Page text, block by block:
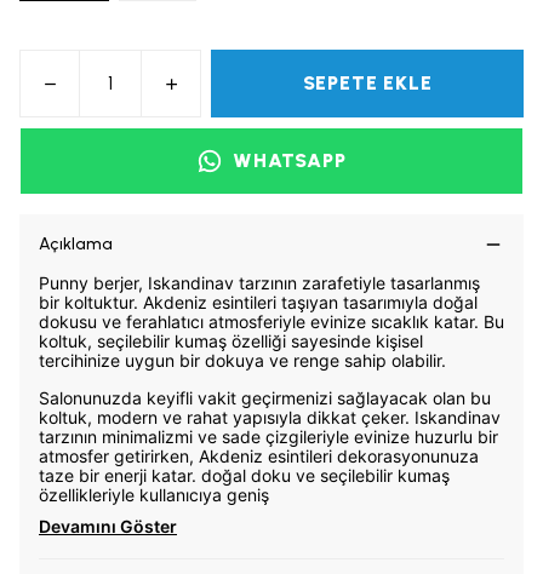
SEPETE EKLE
WHATSAPP
Açıklama
Punny berjer, Iskandinav tarzının zarafetiyle tasarlanmış
bir koltuktur. Akdeniz esintileri taşıyan tasarımıyla doğal
dokusu ve ferahlatıcı atmosferiyle evinize sıcaklık katar. Bu
koltuk, seçilebilir kumaş özelliği sayesinde kişisel
tercihinize uygun bir dokuya ve renge sahip olabilir.
Salonunuzda keyifli vakit geçirmenizi sağlayacak olan bu
koltuk, modern ve rahat yapısıyla dikkat çeker. Iskandinav
tarzının minimalizmi ve sade çizgileriyle evinize huzurlu bir
atmosfer getirirken, Akdeniz esintileri dekorasyonunuza
taze bir enerji katar. doğal doku ve seçilebilir kumaş
özellikleriyle kullanıcıya geniş
Devamını Göster